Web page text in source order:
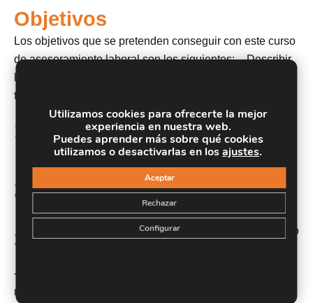
Objetivos
Los objetivos que se pretenden conseguir con este curso
de asesoramiento laboral son los siguientes: – Describir
trabajadores en materia laboral.
1.
Estudiar los contratos, sus elementos esenciales y
requisitos de validez y conocer la normativa
aplicable.
2.
Conocer los organismos de la seguridad social
donde realizar trámites relacionados con
trabajadores y empresa.
3.
Conocer cómo se regulan las condiciones de trabajo
-Adquirir conocimiento experto sobre la institución de la
mediación.
Utilizamos cookies para ofrecerte la mejor
experiencia en nuestra web.
Puedes aprender más sobre qué cookies
utilizamos o desactivarlas en losajustes.
Aceptar
Rechazar
Configurar